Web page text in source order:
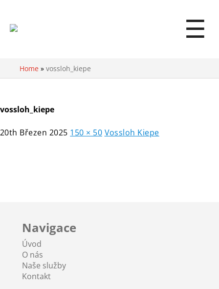
☰
Home » vossloh_kiepe
vossloh_kiepe
20th Březen 2025 150 × 50 Vossloh Kiepe
Navigace
Úvod
O nás
Naše služby
Kontakt